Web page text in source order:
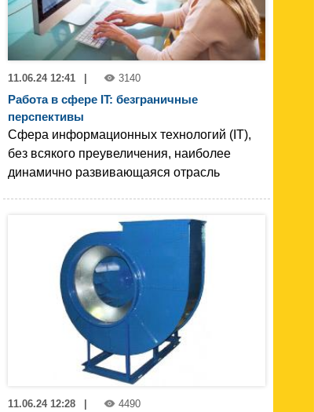
11.06.24 12:41 | 3140
Работа в сфере IT: безграничные
перспективы
Сфера информационных технологий (IT),
без всякого преувеличения, наиболее
динамично развивающаяся отрасль
11.06.24 12:28 4490